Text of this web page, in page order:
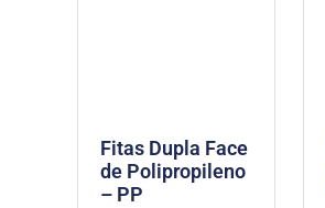
Fitas Dupla Face
de Polipropileno
– PP